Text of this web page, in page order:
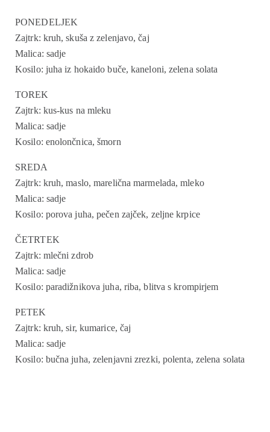
PONEDELJEK
Zajtrk: kruh, skuša z zelenjavo, čaj
Malica: sadje
Kosilo: juha iz hokaido buče, kaneloni, zelena solata
TOREK
Zajtrk: kus-kus na mleku
Malica: sadje
Kosilo: enolončnica, šmorn
SREDA
Zajtrk: kruh, maslo, marelična marmelada, mleko
Malica: sadje
Kosilo: porova juha, pečen zajček, zeljne krpice
ČETRTEK
Zajtrk: mlečni zdrob
Malica: sadje
Kosilo: paradižnikova juha, riba, blitva s krompirjem
PETEK
Zajtrk: kruh, sir, kumarice, čaj
Malica: sadje
Kosilo: bučna juha, zelenjavni zrezki, polenta, zelena solata